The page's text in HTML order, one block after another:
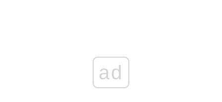
ad